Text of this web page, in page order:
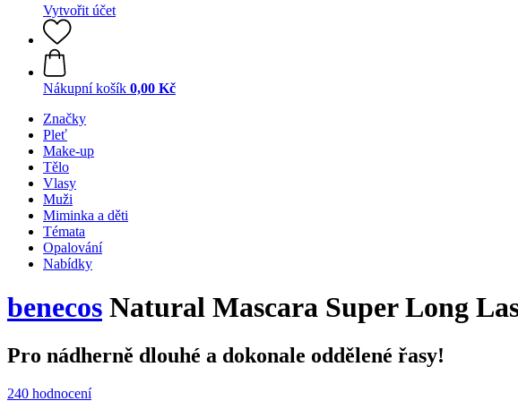
Vytvořit účet
Nákupní košík 0,00 Kč
Značky
Pleť
Make-up
Tělo
Vlasy
Muži
Miminka a děti
Témata
Opalování
Nabídky
benecos Natural Mascara Super Long
Pro nádherně dlouhé a dokonale oddělené řasy!
240 hodnocení